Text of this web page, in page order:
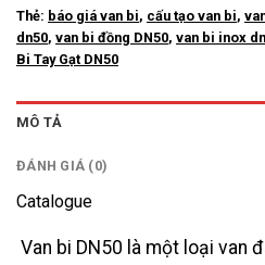
Thẻ: báo giá van bi, cấu tạo van bi,
dn50, van bi đồng DN50, van bi inox
Bi Tay Gạt DN50
MÔ TẢ
ĐÁNH GIÁ (0)
Catalogue
Van bi DN50 là một loại van